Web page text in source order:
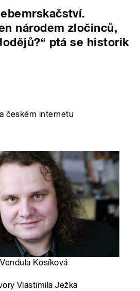
národem zločinců,
ptá se historik
českém internetu
Kosíková
Vlastimila Ježka